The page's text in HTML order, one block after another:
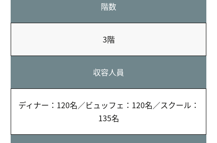
階数
3階
収容人員
ディナー：120名／ビュッフェ：120名／スクール：
135名